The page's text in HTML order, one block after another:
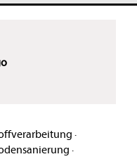
·
·